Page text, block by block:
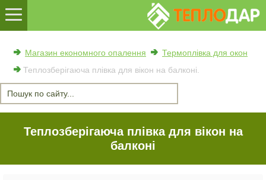
Магазин економного опалення
Термоплівка для окон
Теплозберігаюча плівка для вікон на балконі.
Теплозберігаюча плівка для вікон на
балконі